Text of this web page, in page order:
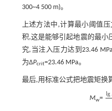
300~4 500 m)。
上述方法中,计算最小阈值
积,这是能够引起地震的最小
究,当注入压力达到23.46
为ΔPcrit=23.46 MPa。
最后,用标准公式把地震矩换
Mw=
lg
lg